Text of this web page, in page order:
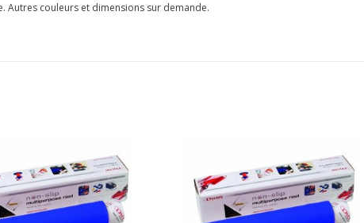
Autres couleurs et dimensions sur demande.